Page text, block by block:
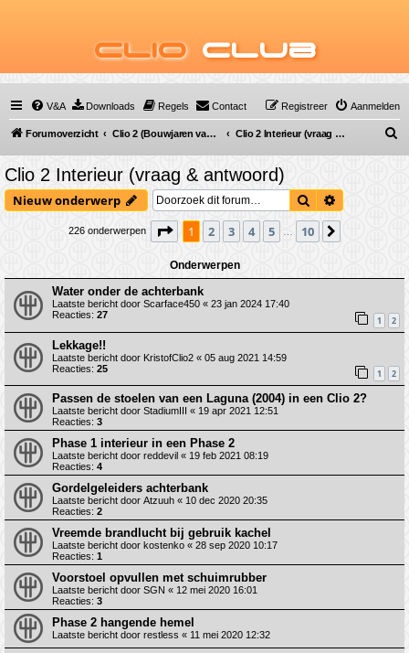
Clio Club
V&A Downloads Regels Contact Aanmelden
Registreer
Forumoverzicht Clio 2 (Bouwjaren van 1998 tot 2009) Clio 2 Interieur (vraag & antwoord)
o
Clio 2 Interieur (vraag & antwoord)
Nieuw onderwerp Zoek
226 onderwerpen Pagina van10
1 2 3 4 5 10
Onderwerpen
Water onder de achterbank
Laatste bericht door Scarface450 « 23 jan 2024 17:40
Reacties: 27 1 2
Lekkage!!
Laatste bericht door KristofClio2 « 05 aug 2021 14:59
Reacties: 25 1 2
Passen de stoelen van een Laguna (2004) in een Clio 2?
Laatste bericht door StadiumIII « 19 apr 2021 12:51
Reacties: 3
Phase 1 interieur in een Phase 2
Laatste bericht door reddevil « 19 feb 2021 08:19
Reacties: 4
Gordelgeleiders achterbank
Laatste bericht door Atzuuh « 10 dec 2020 20:35
Reacties: 2
Vreemde brandlucht bij gebruik kachel
Laatste bericht door kostenko « 28 sep 2020 10:17
Reacties: 1
Voorstoel opvullen met schuimrubber
Laatste bericht door SGN « 12 mei 2020 16:01
Reacties: 3
Phase 2 hangende hemel
Laatste bericht door restless « 11 mei 2020 12:32